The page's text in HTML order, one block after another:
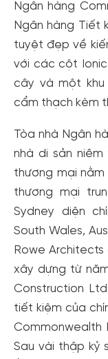
Ngân hàng
Ngân hàng Tiết
tuyệt đẹp về
với các cột
cây và một
cẩm thạch kèm
Tòa nhà Ngân
nhà di sản
thương mại
thương mại
Sydney diện
South Wales,
Rowe
xây dựng từ
Construction
tiết kiệm của
Commonwealth
Sau vài thập kỷ